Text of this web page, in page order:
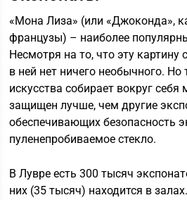
«Мона Лиза» (или «Джоконда»,
французы) – наиболее
Несмотря на то, что эту картину
в ней нет ничего необычного. Но
искусства собирает вокруг себя
защищен лучше, чем другие
обеспечивающих безопасность
пуленепробиваемое стекло.
В Лувре есть 300 тысяч
них (35 тысяч) находится в